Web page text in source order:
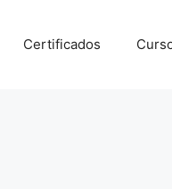
Certificados